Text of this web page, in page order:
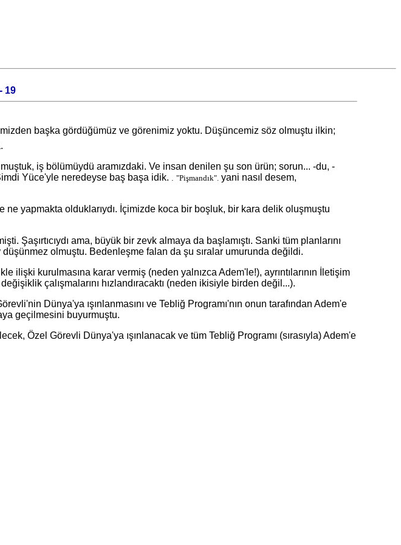
19
başka gördüğümüz ve görenimiz yoktu. Düşüncemiz söz olmuştu ilkin;
iş bölümüydü aramızdaki. Ve insan denilen şu son ürün; sorun... -du, -
Yüce'yle neredeyse baş başa idik. . "Pişmandık". yani nasıl desem,
yapmakta olduklarıydı. İçimizde koca bir boşluk, bir kara delik oluşmuştu
ama, büyük bir zevk almaya da başlamıştı. Sanki tüm planlarını
olmuştu. Bedenleşme falan da şu sıralar umurunda değildi.
kurulmasına karar vermiş (neden yalnızca Adem'le!), ayrıntılarının İletişim
çalışmalarını hızlandıracaktı (neden ikisiyle birden değil...).
Dünya'ya ışınlanmasını ve Tebliğ Programı'nın onun tarafından Adem'e
geçilmesini buyurmuştu.
Görevli Dünya'ya ışınlanacak ve tüm Tebliğ Programı (sırasıyla) Adem'e